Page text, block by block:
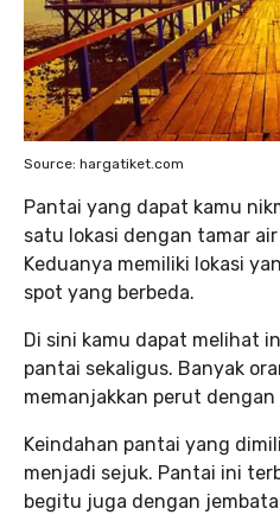
Source: hargatiket.com
Pantai yang dapat kamu
satu lokasi dengan tamar
Keduanya memiliki lokasi
spot yang berbeda.
Di sini kamu dapat melihat
pantai sekaligus. Banyak
memanjakkan perut
Keindahan pantai yang
menjadi sejuk. Pantai ini
begitu juga dengan